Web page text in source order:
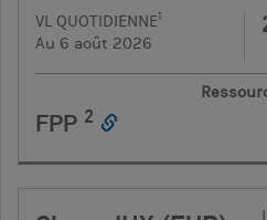
VL QUOTIDIENNE1
Au 6 août 2026
FPP 2